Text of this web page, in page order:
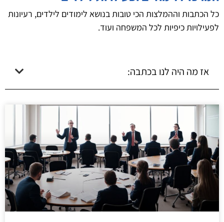
כל הכתבות וההמלצות הכי טובות בנושא לימודים לילדים, רעיונות
לפעילויות כיפיות לכל המשפחה ועוד.
אז מה היה לנו בכתבה: